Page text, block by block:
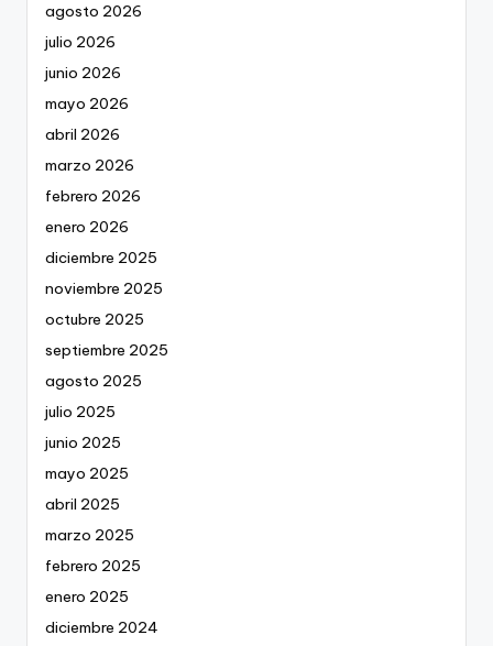
agosto 2026
julio 2026
junio 2026
mayo 2026
abril 2026
marzo 2026
febrero 2026
enero 2026
diciembre 2025
noviembre 2025
octubre 2025
septiembre 2025
agosto 2025
julio 2025
junio 2025
mayo 2025
abril 2025
marzo 2025
febrero 2025
enero 2025
diciembre 2024